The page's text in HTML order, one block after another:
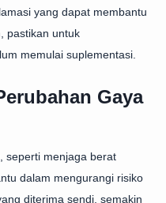
yang dapat membantu
pastikan untuk
memulai suplementasi.
Gaya
seperti menjaga berat
dalam mengurangi risiko
diterima sendi, semakin